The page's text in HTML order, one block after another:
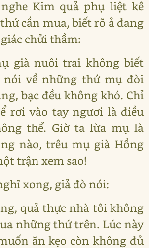
Kim quả phụ liệt kê
cần mua, biết rõ ả đang
chửi thầm:
già nuôi trai không biết
nói về những thứ mụ đòi
bạc đều không khó. Chỉ
rơi vào tay ngươi là điều
thể. Giờ ta lừa mụ là
nào, trêu mụ già Hồng
trận xem sao!
xong, giả đò nói:
quả thực nhà tôi không
những thứ trên. Lúc này
ăn kẹo còn không đủ